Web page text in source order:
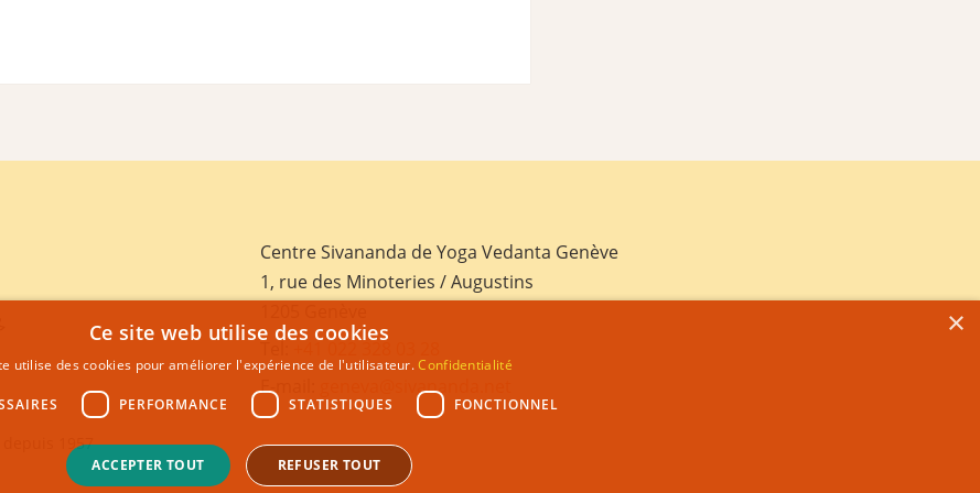
depuis 1957
Centre Sivananda de Yoga Vedanta Genève
1, rue des Minoteries / Augustins
E-mail:
geneva@sivananda.net
×
Ce site web utilise des cookies
utilise des cookies pour améliorer l'expérience de l'utilisateur.Confidentialité
PERFORMANCE STATISTIQUES FONCTIONNEL
ACCEPTER TOUT REFUSER TOUT